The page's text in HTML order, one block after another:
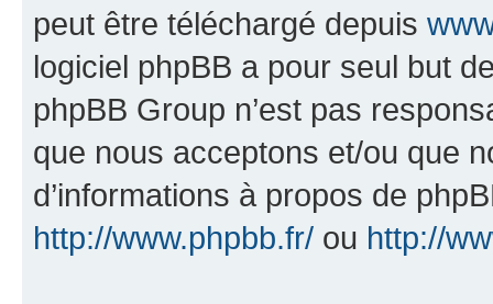
peut être téléchargé depuis
logiciel phpBB a pour seul but
phpBB Group n’est pas
que nous acceptons et/ou que
d’informations à propos de
http://www.phpbb.fr/ ou http://